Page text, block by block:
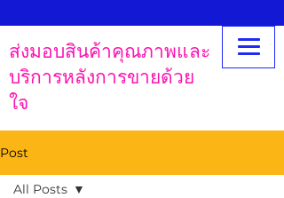
ส่งมอบสินค้าคุณภาพและ
บริการหลังการขายด้วย
ใจ
Post
All Posts